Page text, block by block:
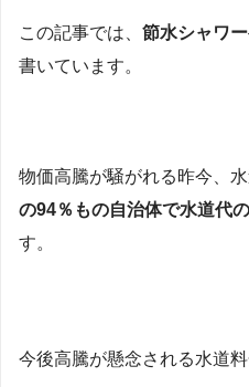
この記事では、 節水シャワ
書いています。
物価高騰が騒がれる昨今、
の94％もの自治体で水道代
す。
今後高騰が懸念される水道料